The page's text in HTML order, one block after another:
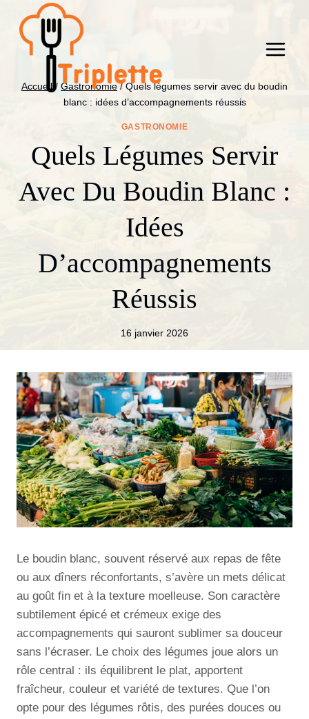
contenu
Accueil / Gastronomie / Quels légumes servir avec du boudin
blanc : idées d’accompagnements réussis
GASTRONOMIE
Quels Légumes Servir
Avec Du Boudin Blanc :
Idées
D’accompagnements
Réussis
16 janvier 2026
Le boudin blanc, souvent réservé aux repas de fête
ou aux dîners réconfortants, s’avère un mets délicat
au goût fin et à la texture moelleuse. Son caractère
subtilement épicé et crémeux exige des
accompagnements qui sauront sublimer sa douceur
sans l’écraser. Le choix des légumes joue alors un
rôle central : ils équilibrent le plat, apportent
fraîcheur, couleur et variété de textures. Que l’on
opte pour des légumes rôtis, des purées douces ou